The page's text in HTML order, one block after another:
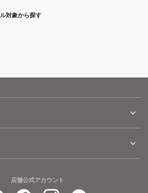
対象から探す
店舗公式アカウント